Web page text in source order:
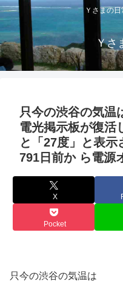
Ｙさまの
Ｙさ
只今の渋谷の気温
電光掲示板が復活
と「27度」と表示
791日前か ら電源
X
Pocket
只今の渋谷の気温は